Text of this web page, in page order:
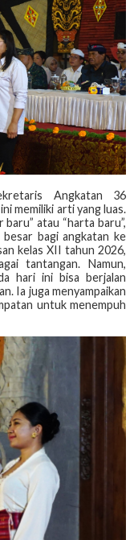
Angkatan 36
memiliki arti yang luas.
atau “harta baru”,
bagi angkatan ke
kelas XII tahun 2026,
tantangan. Namun,
hari ini bisa berjalan
Ia juga menyampaikan
untuk menempuh